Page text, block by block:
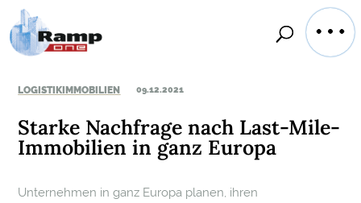
LOGISTIKIMMOBILIEN 09.12.2021
Starke Nachfrage nach Last-Mile-
Immobilien in ganz Europa
Unternehmen in ganz Europa planen, ihren